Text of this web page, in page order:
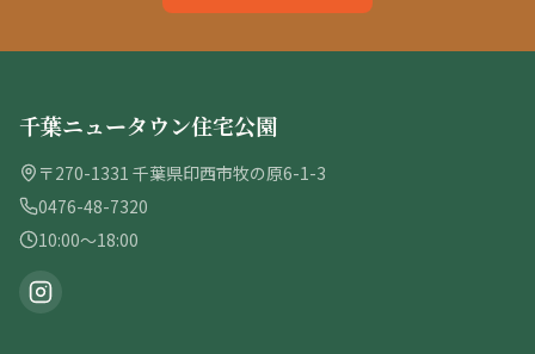
千葉ニュータウン住宅公園
〒270-1331 千葉県印西市牧の原6-1-3
0476-48-7320
10:00〜18:00